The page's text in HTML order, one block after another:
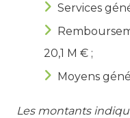
Services
20,1 M € ;
Moyens
Les montants